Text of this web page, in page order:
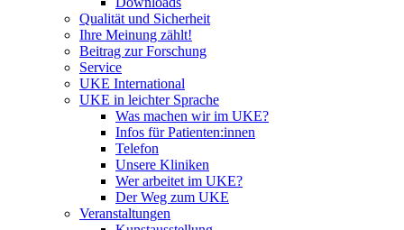
Qualität und Sicherheit
Ihre Meinung zählt!
Beitrag zur Forschung
Service
UKE International
UKE in leichter Sprache
Was machen wir im UKE?
Infos für Patienten:innen
Telefon
Unsere Kliniken
Wer arbeitet im UKE?
Der Weg zum UKE
Veranstaltungen